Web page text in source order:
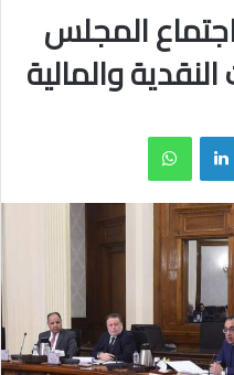
المجلس
والمالية
لينكدإن